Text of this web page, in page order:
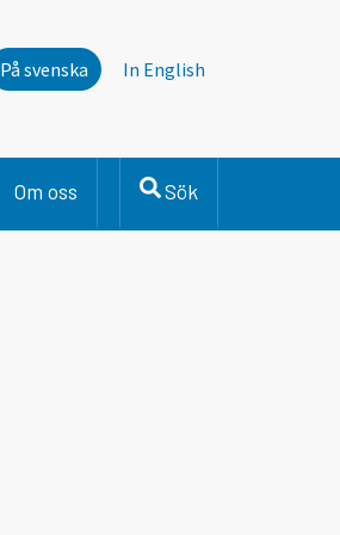
På svenska In English
Om oss Sök